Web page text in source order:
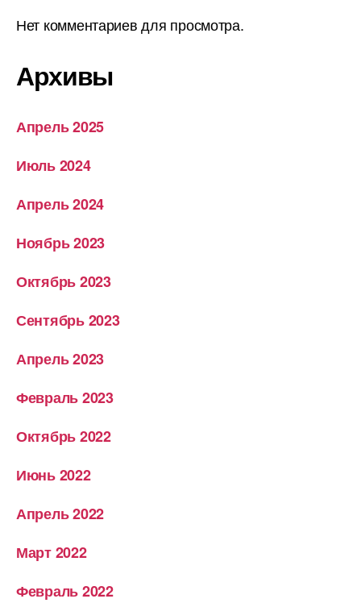
Нет комментариев для просмотра.
Архивы
Апрель 2025
Июль 2024
Апрель 2024
Ноябрь 2023
Октябрь 2023
Сентябрь 2023
Апрель 2023
Февраль 2023
Октябрь 2022
Июнь 2022
Апрель 2022
Март 2022
Февраль 2022